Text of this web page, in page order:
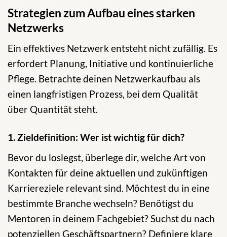
Strategien zum Aufbau eines starken
Netzwerks
Ein effektives Netzwerk entsteht nicht zufällig. Es
erfordert Planung, Initiative und kontinuierliche
Pflege. Betrachte deinen Netzwerkaufbau als
einen langfristigen Prozess, bei dem Qualität
über Quantität steht.
1. Zieldefinition: Wer ist wichtig für dich?
Bevor du loslegst, überlege dir, welche Art von
Kontakten für deine aktuellen und zukünftigen
Karriereziele relevant sind. Möchtest du in eine
bestimmte Branche wechseln? Benötigst du
Mentoren in deinem Fachgebiet? Suchst du nach
potenziellen Geschäftspartnern? Definiere klare